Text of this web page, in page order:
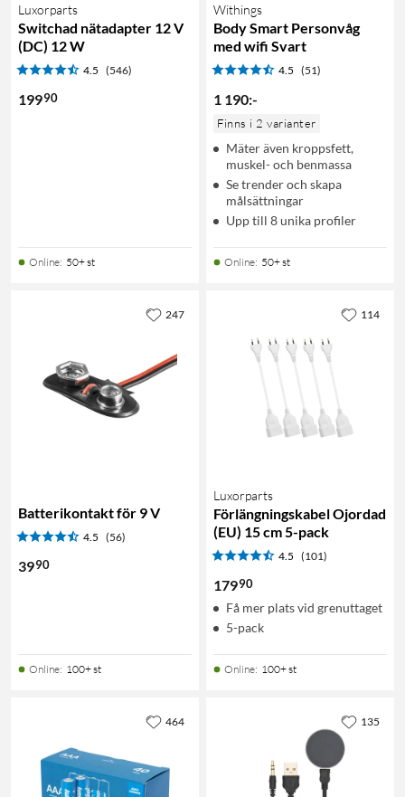
Luxorparts
Switchad nätadapter 12 V
(DC) 12 W
4.5 (546)
19990
Online: 50+ st
Withings
Body Smart Personvåg
med wifi Svart
4.5 (51)
1 190:-
Finns i 2 varianter
Mäter även kroppsfett,
muskel- och benmassa
Se trender och skapa
målsättningar
Upp till 8 unika profiler
Online: 50+ st
Batterikontakt för 9 V
4.5 (56)
3990
Online: 100+ st
247
Luxorparts
Förlängningskabel Ojordad
(EU) 15 cm 5-pack
4.5 (101)
17990
Få mer plats vid grenuttaget
5-pack
Online: 100+ st
114
464 135